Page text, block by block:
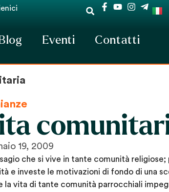
Eventi Contatti
19, 2009
che si vive in tante comunità religiose;
e investe le motivazioni di fondo di una
vita di tante comunità parrocchiali